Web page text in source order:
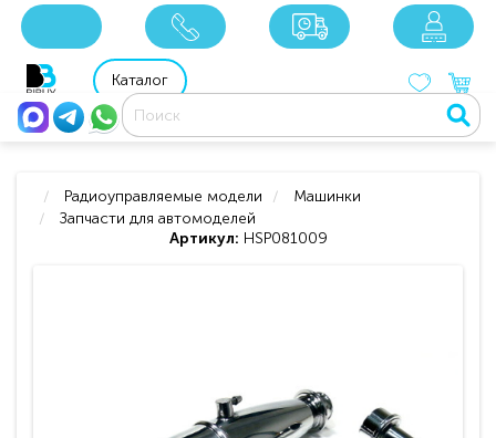
8 800 201 92 06
Каталог
Радиоуправляемые модели
Машинки
Запчасти для автомоделей
Артикул: HSP081009
xxx